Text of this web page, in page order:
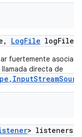
, LogFile logFile)
fuertemente
directa de
> listeners